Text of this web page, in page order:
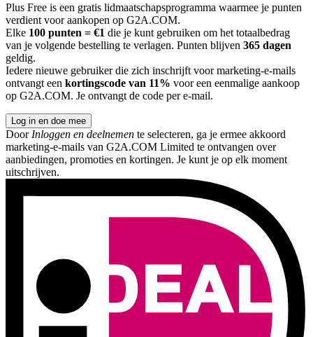
Plus Free is een gratis lidmaatschapsprogramma waarmee je punten
verdient voor aankopen op G2A.COM.
Elke 100 punten = €1 die je kunt gebruiken om het totaalbedrag
van je volgende bestelling te verlagen. Punten blijven 365 dagen
geldig.
Iedere nieuwe gebruiker die zich inschrijft voor marketing-e-mails
ontvangt een kortingscode van 11% voor een eenmalige aankoop
op G2A.COM. Je ontvangt de code per e-mail.
Log in en doe mee
Door Inloggen en deelnemen te selecteren, ga je ermee akkoord
marketing-e-mails van G2A.COM Limited te ontvangen over
aanbiedingen, promoties en kortingen. Je kunt je op elk moment
uitschrijven.